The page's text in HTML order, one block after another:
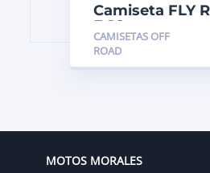
Camiseta FLY
F-16
CAMISETAS OFF
ROAD
MOTOS MORALES